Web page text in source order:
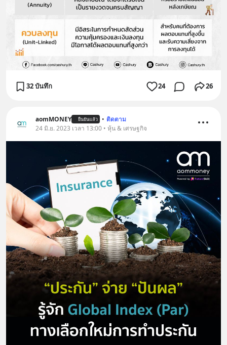
32 บันทึก 24 26
aomMONEY ยืนยันแล้ว • ติดตาม
24 มิ.ย. 2023 เวลา 13:00 • หุ้น & เศรษฐกิจ